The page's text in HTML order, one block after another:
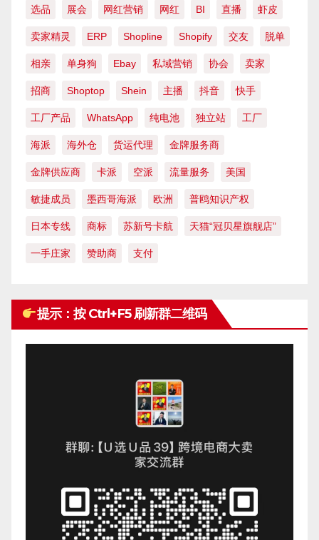
选品 展会 网红营销 网红 BI 直播 虾皮
卖家精灵 ERP Shopline Shopify 交友 脱单
相亲 单身狗 Ebay 私域营销 协会 卖家
招商 Shoptop Shein 主播 抖音 快手
工厂产品 WhatsApp 纯电池 独立站 工厂
海派 海外仓 货运代理 金牌服务商
金牌供应商 卡派 空派 流量服务 美国
敏捷成员 墨西哥海派 欧洲 普鸥知识产权
日本专线 商标 苏新号卡航 天猫“冠贝星旗舰店”
一手庄家 赞助商 支付
提示：按 Ctrl+F5 刷新群二维码